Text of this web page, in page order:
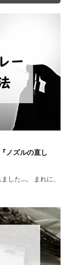
ノズルの直し
した…。 まれに、